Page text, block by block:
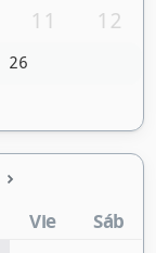
11 12
26
Vie Sáb